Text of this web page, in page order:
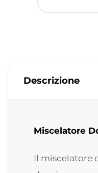
Descrizione
Miscelatore
Il miscelatore